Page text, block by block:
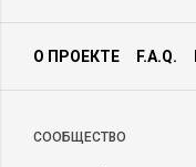
О ПРОЕКТЕ F.A.Q.
CООБЩЕСТВО